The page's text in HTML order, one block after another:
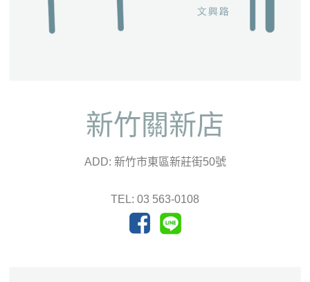
新竹關新店
ADD: 新竹市東區新莊街50號
TEL: 03 563-0108